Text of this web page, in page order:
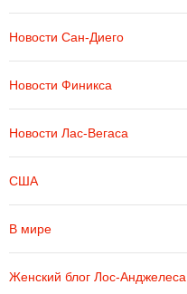
Новости Сан-Диего
Новости Финикса
Новости Лас-Вегаса
США
В мире
Женский блог Лос-Анджелеса